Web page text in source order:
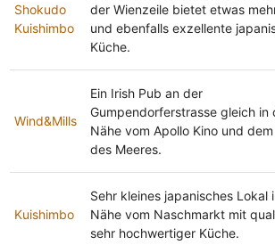
Shokudo
Kuishimbo
der Wienzeile bietet etwas
und ebenfalls exzellente
Küche.
Wind&Mills
Ein Irish Pub an der
Gumpendorferstrasse gleich in
Nähe vom Apollo Kino und
des Meeres.
Kuishimbo
Sehr kleines japanisches Lokal
Nähe vom Naschmarkt mit
sehr hochwertiger Küche.